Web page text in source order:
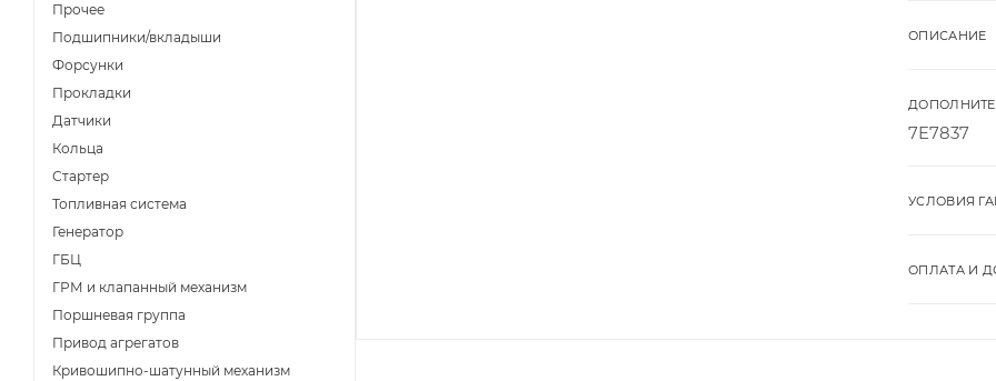
ОПИСАНИЕ
7E7837
УСЛОВИЯ
ОПЛАТА И
Прочее
Подшипники/вкладыши
Форсунки
Прокладки
Датчики
Кольца
Стартер
Топливная система
Генератор
ГБЦ
ГРМ и клапанный механизм
Поршневая группа
Привод агрегатов
Кривошипно-шатунный механизм